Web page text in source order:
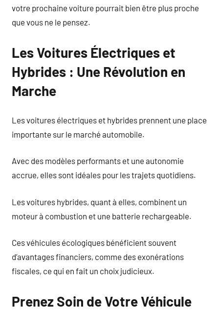
votre prochaine voiture pourrait bien être plus proche
que vous ne le pensez.
Les Voitures Électriques et
Hybrides : Une Révolution en
Marche
Les voitures électriques et hybrides prennent une place
importante sur le marché automobile.
Avec des modèles performants et une autonomie
accrue, elles sont idéales pour les trajets quotidiens.
Les voitures hybrides, quant à elles, combinent un
moteur à combustion et une batterie rechargeable.
Ces véhicules écologiques bénéficient souvent
d’avantages financiers, comme des exonérations
fiscales, ce qui en fait un choix judicieux.
Prenez Soin de Votre Véhicule